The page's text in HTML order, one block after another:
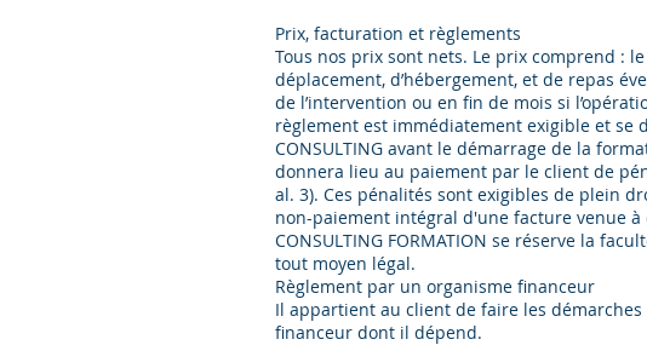
Prix, facturation et règlements
Tous nos prix sont nets. Le prix comprend :
déplacement, d’hébergement, et de repas
de l’intervention ou en fin de mois si
règlement est immédiatement exigible et se
CONSULTING avant le démarrage de la
donnera lieu au paiement par le client de
al. 3). Ces pénalités sont exigibles de plein
non-paiement intégral d'une facture venue à
CONSULTING FORMATION se réserve la
tout moyen légal.
Règlement par un organisme financeur
Il appartient au client de faire les
financeur dont il dépend.